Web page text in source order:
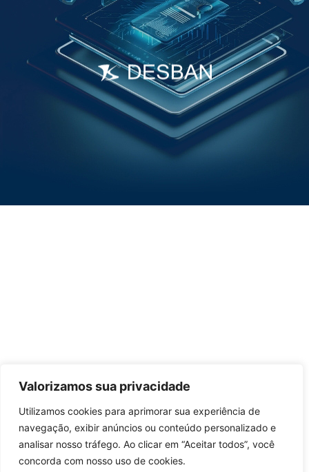
Valorizamos sua privacidade
Utilizamos cookies para aprimorar sua experiência de
navegação, exibir anúncios ou conteúdo personalizado e
analisar nosso tráfego. Ao clicar em “Aceitar todos”, você
concorda com nosso uso de cookies.